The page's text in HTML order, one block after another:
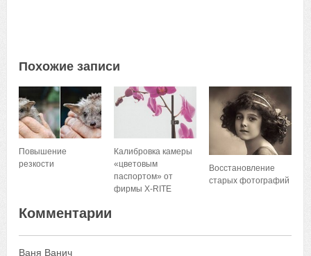
Похожие записи
Повышение
резкости
Калибровка камеры
«цветовым
паспортом» от
фирмы X-RITE
Восстановление
старых фотографий
Комментарии
Ваня Ванич